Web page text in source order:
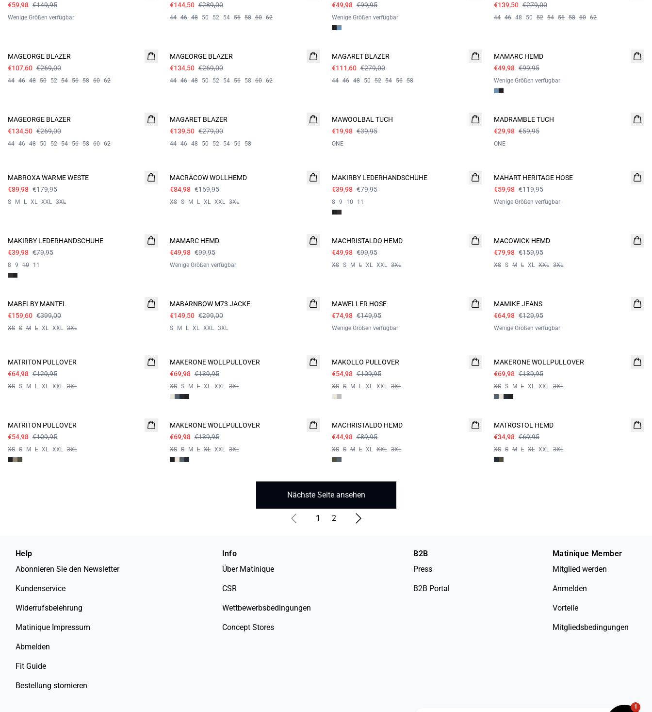
€59,98 €149,95
Wenige Größen verfügbar
€144,50 €289,00
44 46 48 50 52 54 56 58 60 62
€49,98 €99,95
Wenige Größen verfügbar
€139,50 €279,00
44 46 48 50 52 54 56 58 60 62
MAGEORGE BLAZER
€107,60 €269,00
44 46 48 50 52 54 56 58 60 62
MAGEORGE BLAZER
€134,50 €269,00
44 46 48 50 52 54 56 58 60 62
MAGARET BLAZER
€111,60 €279,00
44 46 48 50 52 54 56 58
MAMARC HEMD
€49,98 €99,95
Wenige Größen verfügbar
MAGEORGE BLAZER
€134,50 €269,00
44 46 48 50 52 54 56 58 60 62
MAGARET BLAZER
€139,50 €279,00
44 46 48 50 52 54 56 58
MAWOOLBAL TUCH
€19,98 €39,95
ONE
MADRAMBLE TUCH
€29,98 €59,95
ONE
MABROXA WARME WESTE
€89,98 €179,95
S M L XL XXL 3XL
MACRACOW WOLLHEMD
€84,98 €169,95
XS S M L XL XXL 3XL
MAKIRBY LEDERHANDSCHUHE
€39,98 €79,95
8 9 10 11
MAHART HERITAGE HOSE
€59,98 €119,95
Wenige Größen verfügbar
MAKIRBY LEDERHANDSCHUHE
€39,98 €79,95
8 9 10 11
MAMARC HEMD
€49,98 €99,95
Wenige Größen verfügbar
MACHRISTALDO HEMD
€49,98 €99,95
XS S M L XL XXL 3XL
MACOWICK HEMD
€79,98 €159,95
XS S M L XL XXL 3XL
MABELBY MANTEL
€159,60 €399,00
XS S M L XL XXL 3XL
MABARNBOW M73 JACKE
€149,50 €299,00
S M L XL XXL 3XL
MAWELLER HOSE
€74,98 €149,95
Wenige Größen verfügbar
MAMIKE JEANS
€64,98 €129,95
Wenige Größen verfügbar
MATRITON PULLOVER
€64,98 €129,95
XS S M L XL XXL 3XL
MAKERONE WOLLPULLOVER
€69,98 €139,95
XS S M L XL XXL 3XL
MAKOLLO PULLOVER
€54,98 €109,95
XS S M L XL XXL 3XL
MAKERONE WOLLPULLOVER
€69,98 €139,95
XS S M L XL XXL 3XL
MATRITON PULLOVER
€54,98 €109,95
XS S M L XL XXL 3XL
MAKERONE WOLLPULLOVER
€69,98 €139,95
XS S M L XL XXL 3XL
MACHRISTALDO HEMD
€44,98 €89,95
XS S M L XL XXL 3XL
MATROSTOL HEMD
€34,98 €69,95
XS S M L XL XXL 3XL
Nächste Seite ansehen
1 2
Help
Abonnieren Sie den Newsletter
Kundenservice
Widerrufsbelehrung
Matinique Impressum
Abmelden
Fit Guide
Bestellung stornieren
Info
Über Matinique
CSR
Wettbewerbsbedingungen
Concept Stores
B2B
Press
B2B Portal
Matinique Member
Mitglied werden
Anmelden
Vorteile
Mitgliedsbedingungen
1